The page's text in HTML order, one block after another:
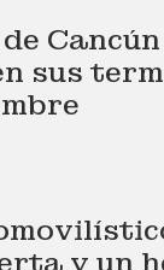
sus
y un